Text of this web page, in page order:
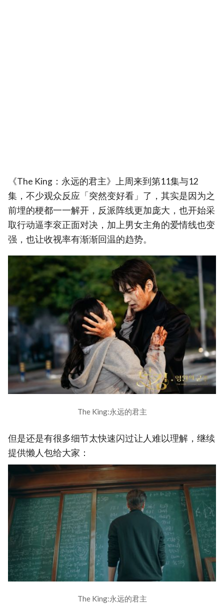
《The King：永远的君主》上周来到第11集与12
集，不少观众反应「突然变好看」了，其实是因为之
前埋的梗都一一解开，反派阵线更加庞大，也开始采
取行动逼李衮正面对决，加上男女主角的爱情线也变
强，也让收视率有渐渐回温的趋势。
The King:永远的君主
但是还是有很多细节太快速闪过让人难以理解，继续
提供懒人包给大家：
The King:永远的君主